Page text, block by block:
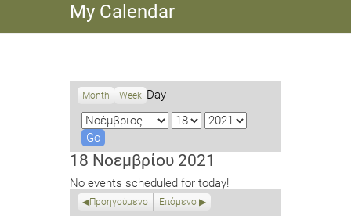
My Calendar
Month Week Day
M
o
n
h
D
y
Y
a
18 Νοεμβρίου 2021
No events scheduled for today!
Προηγούμενο Επόμενο